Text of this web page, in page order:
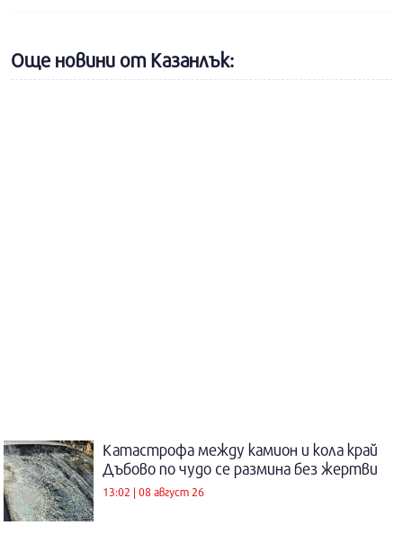
Още новини от Казанлък:
Катастрофа между камион и кола край
Дъбово по чудо се размина без жертви
13:02 | 08 август 26